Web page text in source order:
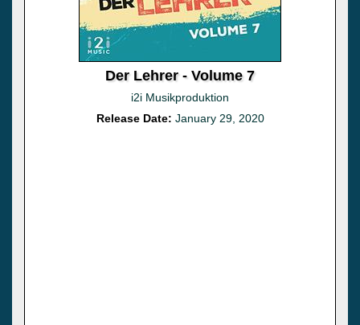
Der Lehrer - Volume 7
i2i Musikproduktion
Release Date: January 29, 2020